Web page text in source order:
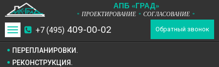
АПБ «ГРАД»
* ПРОЕКТИРОВАНИЕ * СОГЛАСОВАНИЕ *
+7 (495) 409-00-02 Обратный звонок
Toggle
navigation
ПЕРЕПЛАНИРОВКИ.
РЕКОНСТРУКЦИЯ.